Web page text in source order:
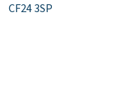
CF24 3SP